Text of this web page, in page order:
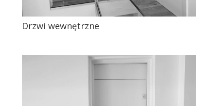
Drzwi wewnętrzne